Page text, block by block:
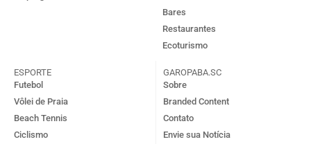
Bares
Restaurantes
Ecoturismo
ESPORTE
Futebol
Vôlei de Praia
Beach Tennis
Ciclismo
GAROPABA.SC
Sobre
Branded Content
Contato
Envie sua Notícia